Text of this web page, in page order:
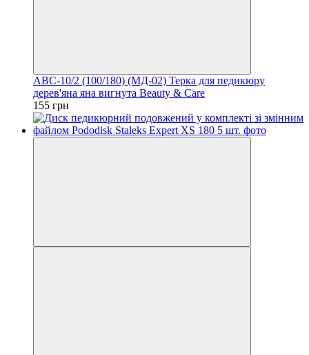
ABC-10/2 (100/180) (МД-02) Терка для педикюру
дерев'яна яна вигнута Beauty & Care
155 грн